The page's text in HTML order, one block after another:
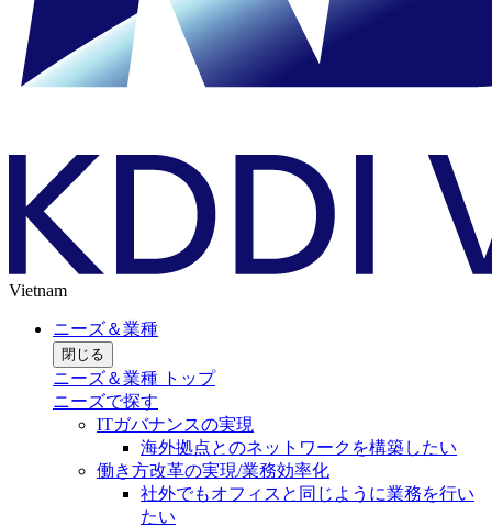
Vietnam
ニーズ＆業種
閉じる
ニーズ＆業種 トップ
ニーズで探す
ITガバナンスの実現
海外拠点とのネットワークを構築したい
働き方改革の実現/業務効率化
社外でもオフィスと同じように業務を行い
たい